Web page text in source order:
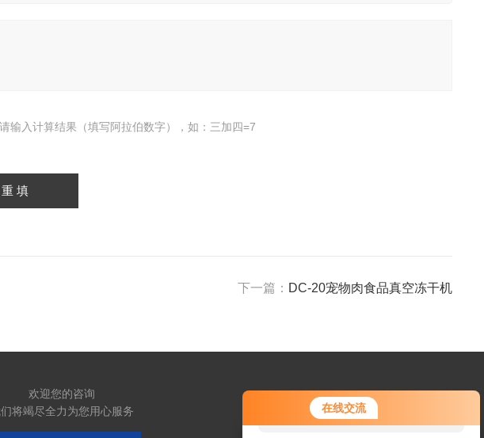
在线交流
您好！欢迎前来咨询，很高兴为您
服务，请问您要咨询什么问题呢？
请输入计算结果（填写阿拉伯数字），如：三加四=7
下一篇： DC-20宠物肉食品真空冻干机
欢迎您的咨询
将竭尽全力为您用心服务